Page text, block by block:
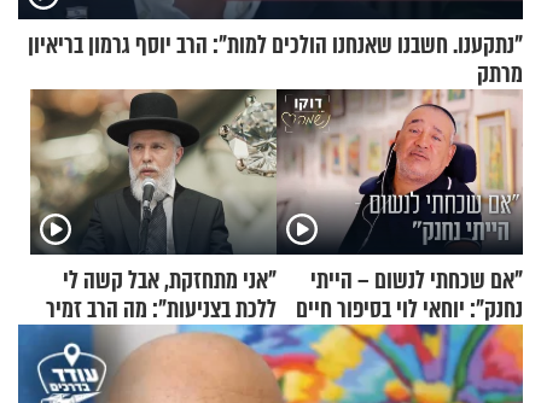
"נתקענו. חשבנו שאנחנו הולכים למות": הרב יוסף גרמון בריאיון
מרתק
"אם שכחתי לנשום – הייתי
נחנק": יוחאי לוי בסיפור חיים
מעורר השראה
"אני מתחזקת, אבל קשה לי
ללכת בצניעות": מה הרב זמיר
כהן המליץ לה לעשות?